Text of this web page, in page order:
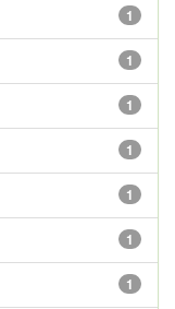
1
1
1
1
1
1
1